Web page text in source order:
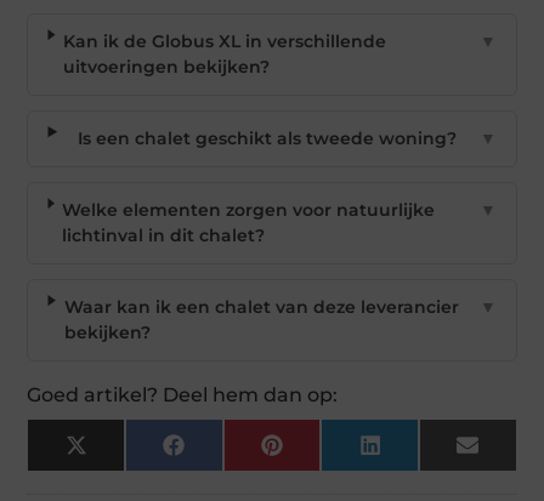
Kan ik de Globus XL in verschillende
uitvoeringen bekijken?
▼
Is een chalet geschikt als tweede woning? ▼
Welke elementen zorgen voor natuurlijke
lichtinval in dit chalet?
▼
Waar kan ik een chalet van deze leverancier
bekijken?
▼
Goed artikel? Deel hem dan op:
X
(Twitter)
Facebook Pinterest LinkedIn Email